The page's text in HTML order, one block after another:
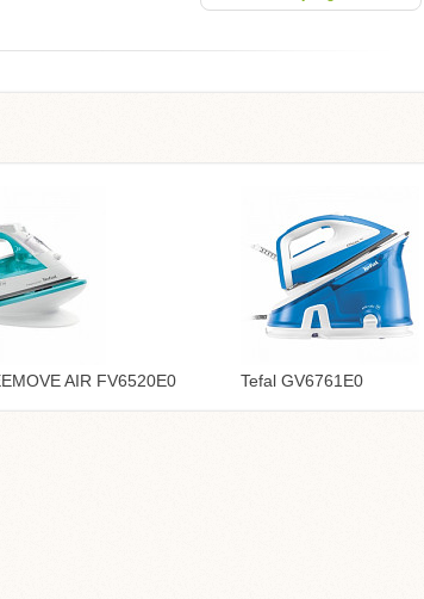
AIR FV6520E0 Tefal GV6761E0